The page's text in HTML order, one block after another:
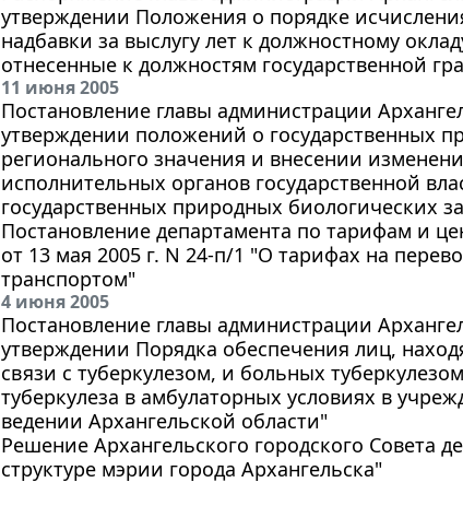
утверждении Положения о порядке
надбавки за выслугу лет к должностному
отнесенные к должностям государственной
11 июня 2005
Постановление главы администрации
утверждении положений о государственных
регионального значения и внесении
исполнительных органов государственной
государственных природных биологических
Постановление департамента по тарифам и
от 13 мая 2005 г. N 24-п/1 "О тарифах на
транспортом"
4 июня 2005
Постановление главы администрации
утверждении Порядка обеспечения лиц,
связи с туберкулезом, и больных
туберкулеза в амбулаторных условиях в
ведении Архангельской области"
Решение Архангельского городского Совета
структуре мэрии города Архангельска"